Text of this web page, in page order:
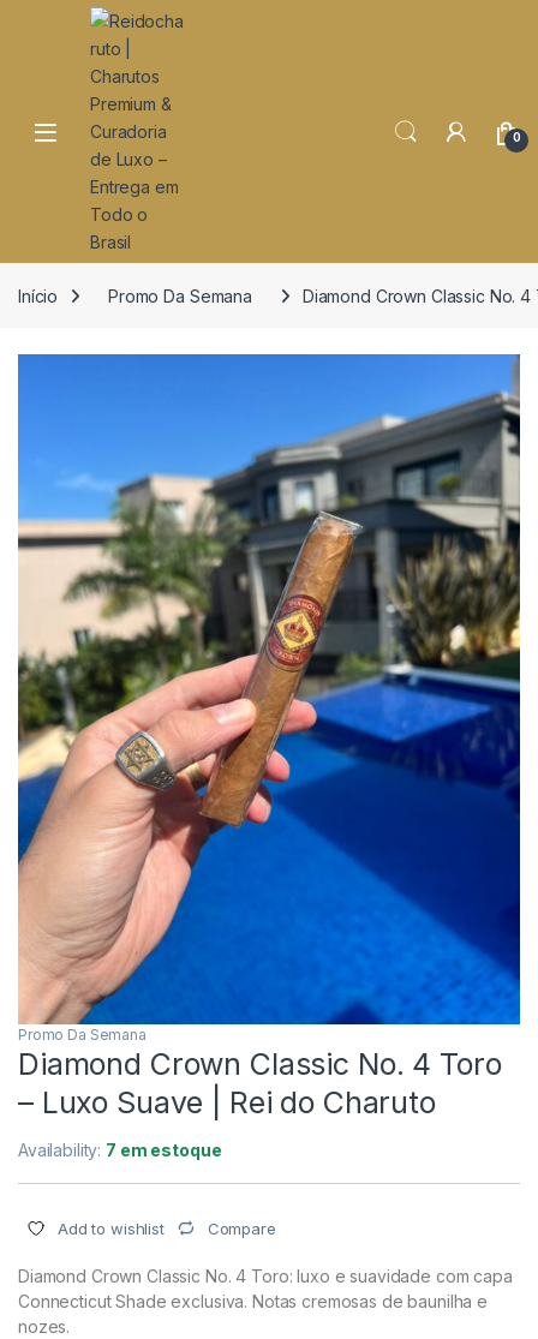
Open 0
Início Promo Da Semana Diamond Crown Classic No.
Promo Da Semana
Diamond Crown Classic No. 4 Toro
– Luxo Suave | Rei do Charuto
Availability: 7 em estoque
Add to wishlist Compare
Diamond Crown Classic No. 4 Toro: luxo e suavidade com capa
Connecticut Shade exclusiva. Notas cremosas de baunilha e
nozes.